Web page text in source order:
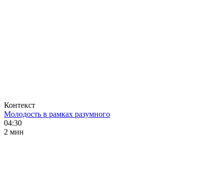
Контекст
Молодость в рамках разумного
04:30
2 мин